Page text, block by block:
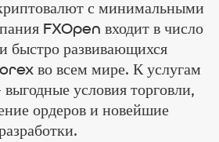
с минимальными
FXOpen входит в число
быстро развивающихся
во всем мире. К услугам
условия торговли,
ордеров и новейшие